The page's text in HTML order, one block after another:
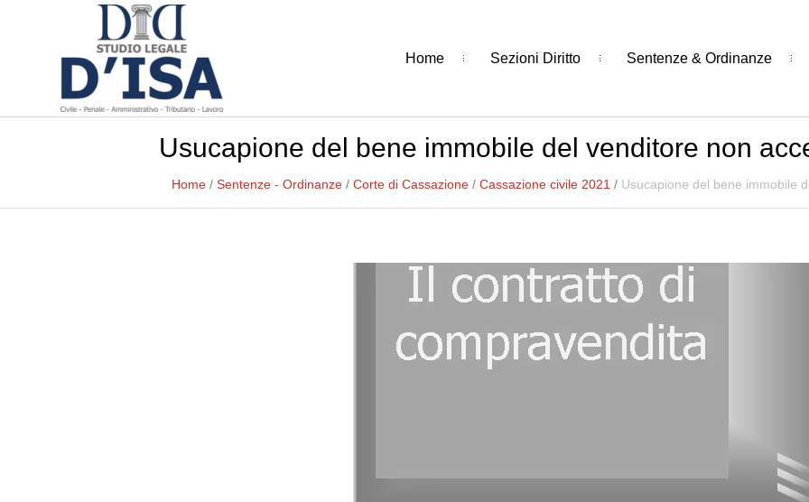
Home Sezioni Diritto Sentenze & Ordinanze
Usucapione del bene immobile del venditore non
Home / Sentenze - Ordinanze / Corte di Cassazione / Cassazione civile 2021 / Usucapione del bene immobile